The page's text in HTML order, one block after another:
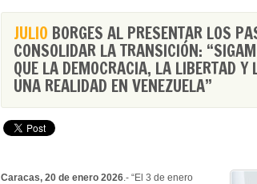
JULIO BORGES AL PRESENTAR LOS
CONSOLIDAR LA TRANSICIÓN:
QUE LA DEMOCRACIA, LA LIBERTAD Y
UNA REALIDAD EN VENEZUELA”
Caracas, 20 de enero 2026.- “El 3 de enero